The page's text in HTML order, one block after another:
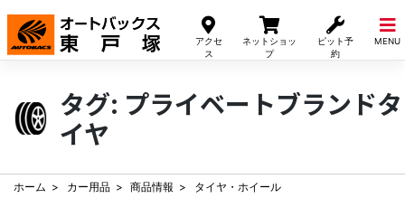
アクセ
ス
ネットショッ
プ
ピット予
約
MENU
Skip
content
タグ: プライベートブランドタ
イヤ
ホーム カー用品 商品情報 タイヤ・ホイール